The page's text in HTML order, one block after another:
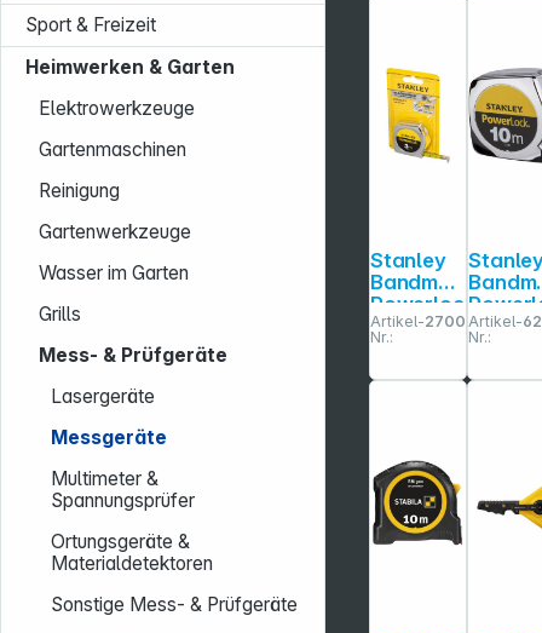
Sport & Freizeit
Heimwerken & Garten
Elektrowerkzeuge
Gartenmaschinen
Reinigung
Gartenwerkzeuge
Wasser im Garten
Grills
Mess- & Prüfgeräte
Lasergeräte
Messgeräte
Multimeter &
Spannungsprüfer
Ortungsgeräte &
Materialdetektoren
Sonstige Mess- & Prüfgeräte
Stanley
Bandmaß
Powerloc
k Metall
3m/12,7m
m
Artikel-
Nr.:
270099
k
10m/25m
Artikel-
Nr.: